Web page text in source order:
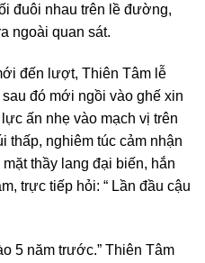
đuôi nhau trên lề đường,
ngoài quan sát.
đến lượt, Thiên Tâm lễ
đó mới ngồi vào ghế xin
ấn nhẹ vào mạch vị trên
thấp, nghiêm túc cảm nhận
thầy lang đại biến, hắn
trực tiếp hỏi: “ Lần đầu cậu
5 năm trước.” Thiên Tâm